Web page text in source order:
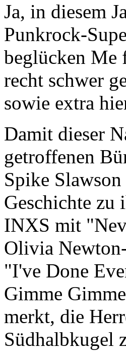
Ja, in diesem
Punkrock-
beglücken Me
recht schwer
sowie extra
Damit dieser
getroffenen
Spike
Geschichte zu
INXS mit
Olivia
"I've Done
Gimme
merkt, die
Südhalbkugel